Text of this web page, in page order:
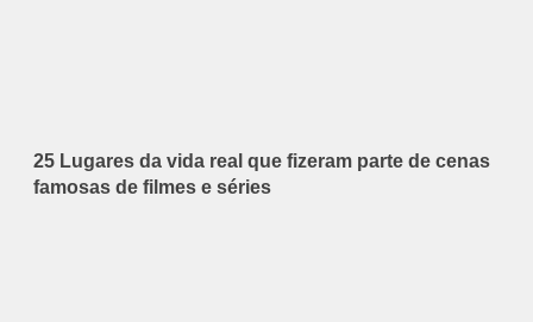
25 Lugares da vida real que fizeram parte de cenas
famosas de filmes e séries